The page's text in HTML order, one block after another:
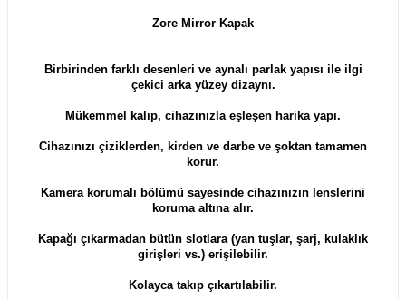
Zore Mirror Kapak
Birbirinden farklı desenleri ve aynalı parlak yapısı ile ilgi
çekici arka yüzey dizaynı.
Mükemmel kalıp, cihazınızla eşleşen harika yapı.
Cihazınızı çiziklerden, kirden ve darbe ve şoktan tamamen
korur.
Kamera korumalı bölümü sayesinde cihazınızın lenslerini
koruma altına alır.
Kapağı çıkarmadan bütün slotlara (yan tuşlar, şarj, kulaklık
girişleri vs.) erişilebilir.
Kolayca takıp çıkartılabilir.